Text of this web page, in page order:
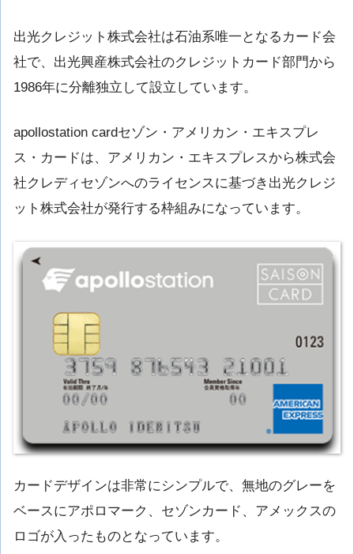
出光クレジット株式会社は石油系唯一となるカード会
社で、出光興産株式会社のクレジットカード部門から
1986年に分離独立して設立しています。
apollostation cardセゾン・アメリカン・エキスプレ
ス・カードは、アメリカン・エキスプレスから株式会
社クレディセゾンへのライセンスに基づき出光クレジ
ット株式会社が発行する枠組みになっています。
カードデザインは非常にシンプルで、無地のグレーを
ベースにアポロマーク、セゾンカード、アメックスの
ロゴが入ったものとなっています。